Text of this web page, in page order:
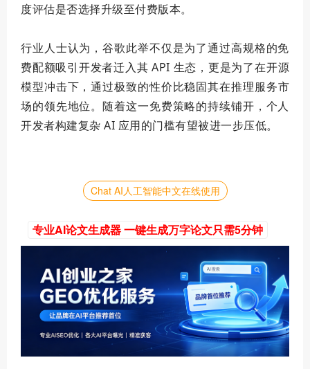
度评估是否选择升级至付费版本。
行业人士认为，谷歌此举不仅是为了通过高规格的免
费配额吸引开发者迁入其 API 生态，更是为了在开源
模型冲击下，通过极致的性价比稳固其在推理服务市
场的领先地位。随着这一免费策略的持续铺开，个人
开发者构建复杂 AI 应用的门槛有望被进一步压低。
Chat AI人工智能中文在线使用
专业AI论文生成器 一键生成万字论文只需5分钟